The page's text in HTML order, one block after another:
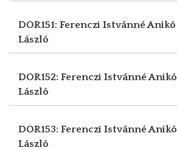
DOR151: Ferenczi Istvánné Anikó
László
DOR152: Ferenczi Istvánné Anikó
László
DOR153: Ferenczi Istvánné Anikó
László